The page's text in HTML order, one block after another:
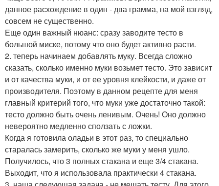
данное расхождение в один - два грамма, на мой взгляд,
совсем не существенно.
Еще один важный нюанс: сразу заводите тесто в
большой миске, потому что оно будет активно расти.
2. теперь начинаем добавлять муку. Всегда сложно
сказать, сколько именно муки возьмет тесто. Это зависит
и от качества муки, и от ее уровня клейкости, и даже от
производителя. Поэтому в данном рецепте для меня
главный критерий того, что муки уже достаточно такой:
тесто должно быть очень ленивым. Очень! Оно должно
невероятно медленно сползать с ложки.
Когда я готовила оладьи в этот раз, то специально
старалась замерить, сколько же муки у меня ушло.
Получилось, что 3 полных стакана и еще 3/4 стакана.
Выходит, что я использовала практически 4 стакана.